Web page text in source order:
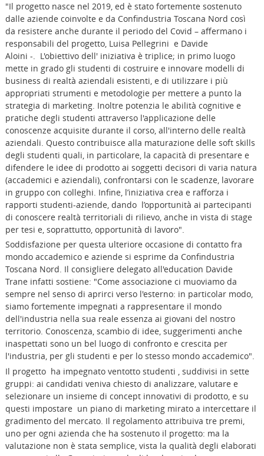
"Il progetto nasce nel 2019, ed è stato fortemente sostenuto
dalle aziende coinvolte e da Confindustria Toscana Nord così
da resistere anche durante il periodo del Covid – affermano i
responsabili del progetto, Luisa Pellegrini e Davide
Aloini -. L'obiettivo dell' iniziativa è triplice; in primo luogo
mette in grado gli studenti di costruire e innovare modelli di
business di realtà aziendali esistenti, e di utilizzare i più
appropriati strumenti e metodologie per mettere a punto la
strategia di marketing. Inoltre potenzia le abilità cognitive e
pratiche degli studenti attraverso l'applicazione delle
conoscenze acquisite durante il corso, all'interno delle realtà
aziendali. Questo contribuisce alla maturazione delle soft skills
degli studenti quali, in particolare, la capacità di presentare e
difendere le idee di prodotto ai soggetti decisori di varia natura
(accademici e aziendali), confrontarsi con le scadenze, lavorare
in gruppo con colleghi. Infine, l’iniziativa crea e rafforza i
rapporti studenti-aziende, dando l’opportunità ai partecipanti
di conoscere realtà territoriali di rilievo, anche in vista di stage
per tesi e, soprattutto, opportunità di lavoro".
Soddisfazione per questa ulteriore occasione di contatto fra
mondo accademico e aziende si esprime da Confindustria
Toscana Nord. Il consigliere delegato all'education Davide
Trane infatti sostiene: "Come associazione ci muoviamo da
sempre nel senso di aprirci verso l'esterno: in particolar modo,
siamo fortemente impegnati a rappresentare il mondo
dell'industria nella sua reale essenza ai giovani del nostro
territorio. Conoscenza, scambio di idee, suggerimenti anche
inaspettati sono un bel luogo di confronto e crescita per
l'industria, per gli studenti e per lo stesso mondo accademico".
Il progetto ha impegnato ventotto studenti , suddivisi in sette
gruppi: ai candidati veniva chiesto di analizzare, valutare e
selezionare un insieme di concept innovativi di prodotto, e su
questi impostare un piano di marketing mirato a intercettare il
gradimento del mercato. Il regolamento attribuiva tre premi,
uno per ogni azienda che ha sostenuto il progetto: ma la
valutazione non è stata semplice, vista la qualità degli elaborati